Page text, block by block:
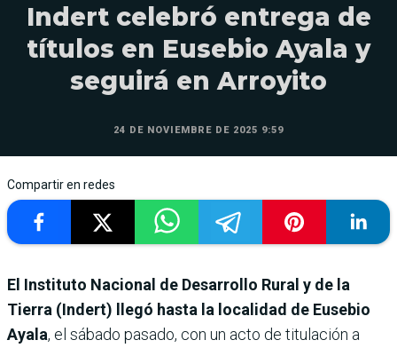
Indert celebró entrega de
títulos en Eusebio Ayala y
seguirá en Arroyito
24 DE NOVIEMBRE DE 2025 9:59
Compartir en redes
El Instituto Nacional de Desarrollo Rural y de la
Tierra (Indert) llegó hasta la localidad de Eusebio
Ayala, el sábado pasado, con un acto de titulación a